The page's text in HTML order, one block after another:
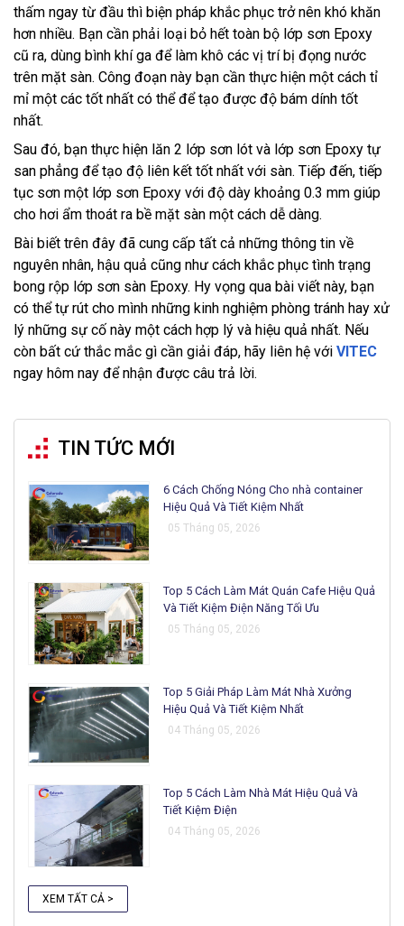
thấm ngay từ đầu thì biện pháp khắc phục trở nên khó khăn
hơn nhiều. Bạn cần phải loại bỏ hết toàn bộ lớp sơn Epoxy
cũ ra, dùng bình khí ga để làm khô các vị trí bị đọng nước
trên mặt sàn. Công đoạn này bạn cần thực hiện một cách tỉ
mỉ một các tốt nhất có thể để tạo được độ bám dính tốt
nhất.
Sau đó, bạn thực hiện lăn 2 lớp sơn lót và lớp sơn Epoxy tự
san phẳng để tạo độ liên kết tốt nhất với sàn. Tiếp đến, tiếp
tục sơn một lớp sơn Epoxy với độ dày khoảng 0.3 mm giúp
cho hơi ẩm thoát ra bề mặt sàn một cách dễ dàng.
Bài biết trên đây đã cung cấp tất cả những thông tin về
nguyên nhân, hậu quả cũng như cách khắc phục tình trạng
bong rộp lớp sơn sàn Epoxy. Hy vọng qua bài viết này, bạn
có thể tự rút cho mình những kinh nghiệm phòng tránh hay xử
lý những sự cố này một cách hợp lý và hiệu quả nhất. Nếu
còn bất cứ thắc mắc gì cần giải đáp, hãy liên hệ với VITEC
ngay hôm nay để nhận được câu trả lời.
TIN TỨC MỚI
6 Cách Chống Nóng Cho nhà container
Hiệu Quả Và Tiết Kiệm Nhất
05 Tháng 05, 2026
Top 5 Cách Làm Mát Quán Cafe Hiệu Quả
Và Tiết Kiệm Điện Năng Tối Ưu
05 Tháng 05, 2026
Top 5 Giải Pháp Làm Mát Nhà Xưởng
Hiệu Quả Và Tiết Kiệm Nhất
04 Tháng 05, 2026
Top 5 Cách Làm Nhà Mát Hiệu Quả Và
Tiết Kiệm Điện
04 Tháng 05, 2026
XEM TẤT CẢ >